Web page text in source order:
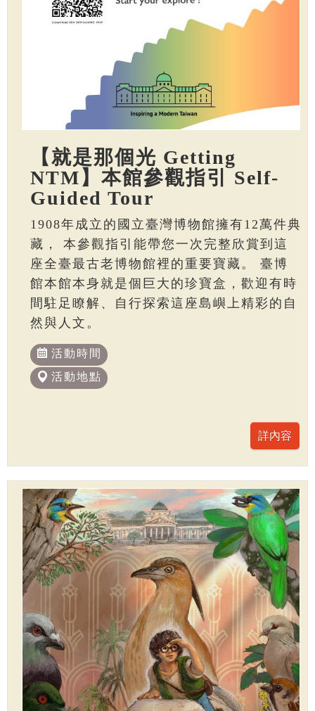
【就是那個光 Getting
NTM】本館參觀指引 Self-
Guided Tour
1908年成立的國立臺灣博物館擁有12萬件典
藏， 本參觀指引能帶您一次完整欣賞到這
座全臺最古老博物館裡的重要寶藏。 臺博
館本館本身就是個巨大的珍寶盒，歡迎有時
間駐足瞭解、自行探索這座島嶼上精彩的自
然與人文。
活動時間
活動地點